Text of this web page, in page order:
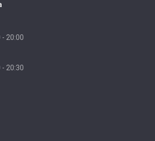
- 20:00
- 20:30